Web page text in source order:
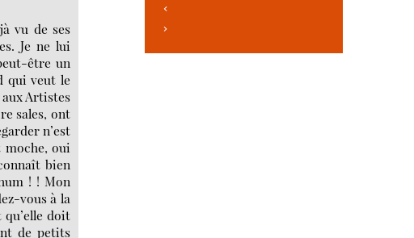
vu de ses
Je ne lui
être un
qui veut le
Artistes
sales, ont
n’est
moche, oui
bien
! ! Mon
vous à la
doit
de petits
<
>